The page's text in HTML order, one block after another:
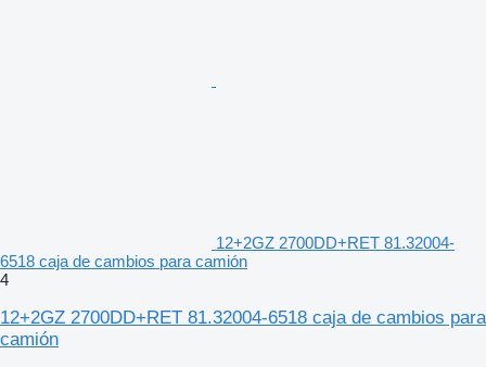
12+2GZ 2700DD+RET 81.32004-
6518 caja de cambios para camión
4
12+2GZ 2700DD+RET 81.32004-6518 caja de cambios para
camión